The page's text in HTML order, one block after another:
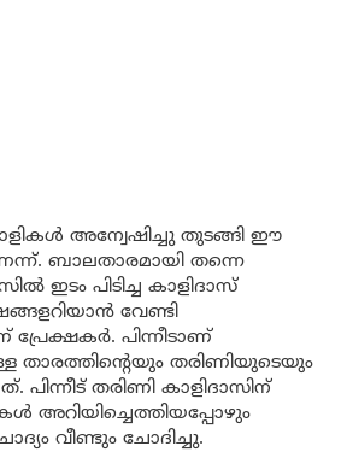
അന്വേഷിച്ചു തുടങ്ങി ഈ
ബാലതാരമായി തന്നെ
ഇടം പിടിച്ച കാളിദാസ്
വേണ്ടി
പിന്നീടാണ്
താരത്തിൻ്റെയും തരിണിയുടെയും
തരിണി കാളിദാസിന്
അറിയിച്ചെത്തിയപ്പോഴും
വീണ്ടും ചോദിച്ചു.